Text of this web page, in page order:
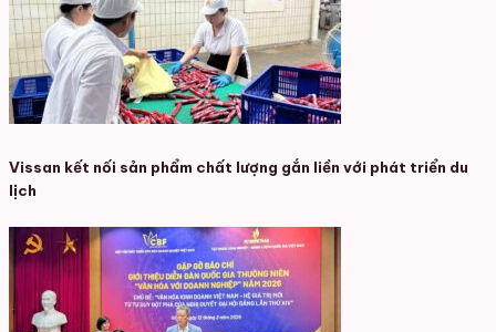
Vissan kết nối sản phẩm chất lượng gắn liền với phát triển du
lịch